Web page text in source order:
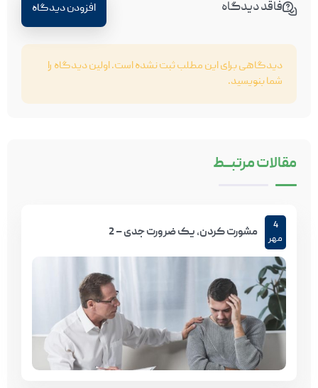
فاقد دیدگاه افزودن دیدگاه
دیدگاهی برای این مطلب ثبت نشده است. اولین دیدگاه را
شما بنویسید.
مقالاتمرتبـــط
4
مهر
مشورت کردن، یک ضرورت جدی – 2